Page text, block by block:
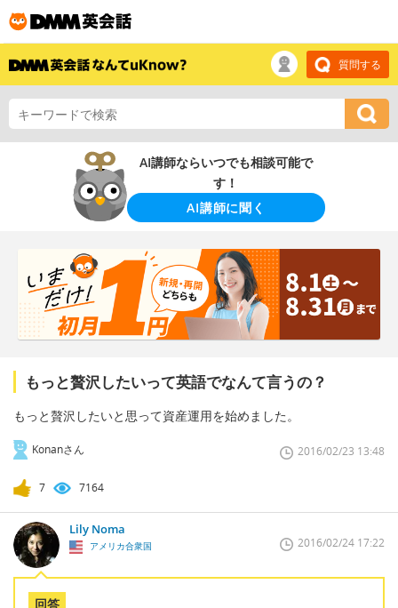
質問する
AI講師ならいつでも相談可能で
す！
AI講師に聞く
もっと贅沢したいって英語でなんて言うの？
もっと贅沢したいと思って資産運用を始めました。
Konanさん 2016/02/23 13:48
7 7164
Lily Noma
アメリカ合衆国 2016/02/24 17:22
回答